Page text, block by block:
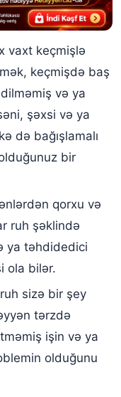
vaxt keçmişlə
keçmişdə baş
və ya
şəxsi və ya
də bağışlamalı
bir
qorxu və
ruh şəklində
ya təhdidedici
ola bilər.
sizə bir şey
tərzdə
işin və ya
olduğunu